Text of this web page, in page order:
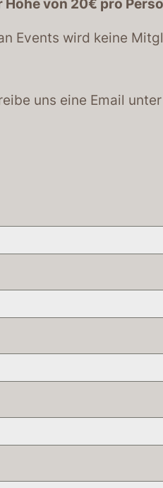
Höhe von 20€ pro
Events wird keine
uns eine Email unter